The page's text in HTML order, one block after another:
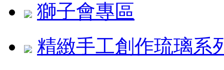
獅子會專區
精緻手工創作琉璃系